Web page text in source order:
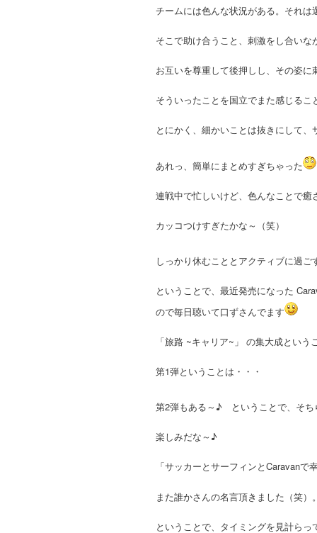
チームには色んな状況がある。それ
そこで助け合うこと、刺激をし合い
お互いを尊重して後押しし、その姿
そういったことを国立でまた感じる
とにかく、細かいことは抜きにして
あれっ、簡単にまとめすぎちゃった
連戦中で忙しいけど、色んなことで
カッコつけすぎたかな～（笑）
しっかり休むこととアクティブに過
ということで、最近発売になった
ので毎日聴いて口ずさんでます
「旅路 ~キャリア~」 の集大成とい
第1弾ということは・・・
第2弾もある～♪ ということで、そち
楽しみだな～♪
「サッカーとサーフィンとCaravanで
また誰かさんの名言頂きました（笑）
ということで、タイミングを見計ら